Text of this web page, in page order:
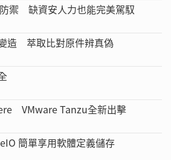
禦 缺資安人力也能完美駕馭
造 萃取比對原件辨真偽
VMware Tanzu全新出擊
簡單享用軟體定義儲存